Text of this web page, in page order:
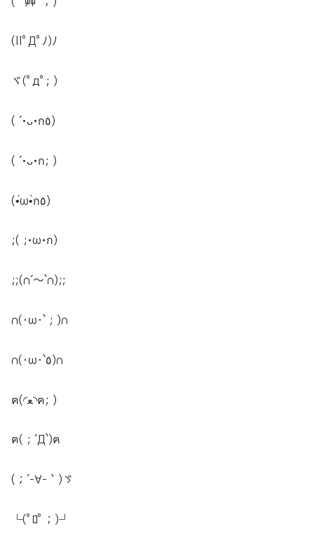
(llﾟДﾟﾉ)ﾉ
ヾ(ﾟдﾟ; )
( ´•ᴗ•ก٥)
( ´•ᴗ•ก; )
(•́ω•̀ก٥)
;( ;•ω•ก)
;;(∩´～`∩);;
∩︎(･ω･` ; )∩︎
∩︎(･ω･`٥)∩︎
ฅ(◜ﻌ◝ฅ; )
ฅ( ; ´Д`)ฅ
(；´-∀-｀)ゞ
└(ﾟﾛﾟ；)┘